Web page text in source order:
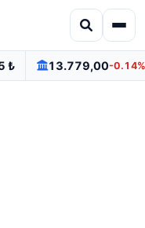
₺ 13.779,00-0.14%